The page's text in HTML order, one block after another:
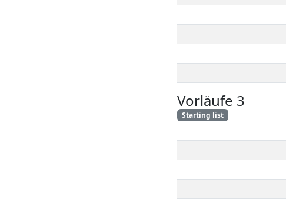
Vorläufe 3
Starting list